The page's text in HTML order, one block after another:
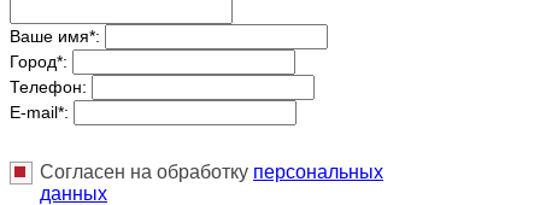
Ваше имя*:
Город*:
Телефон:
E-mail*:
Согласен на обработку персональныx
данных